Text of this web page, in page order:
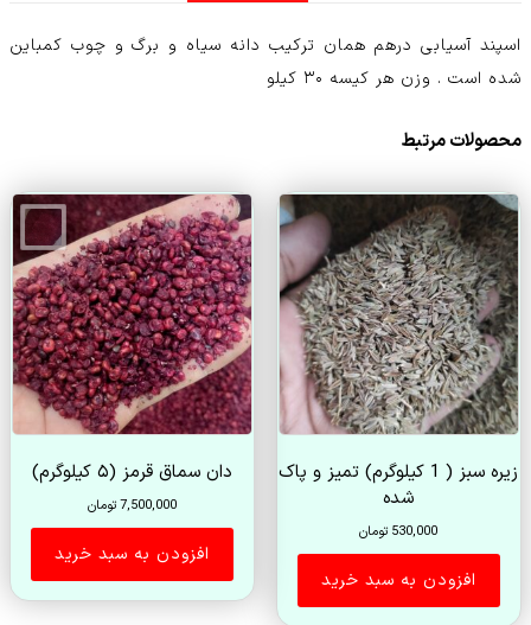
اسپند آسیابی درهم همان ترکیب دانه سیاه و برگ و چوب کمباین
شده است . وزن هر کیسه ۳۰ کیلو
محصولات مرتبط
زیره سبز ( 1 کیلوگرم) تمیز و پاک
شده
530,000 تومان
افزودن به سبد خرید
دان سماق قرمز (۵ کیلوگرم)
7,500,000تومان
افزودن به سبد خرید